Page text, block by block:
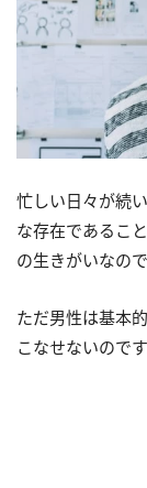
忙しい日々が続
な存在であるこ
の生きがいなの
ただ男性は基本
こなせないのです